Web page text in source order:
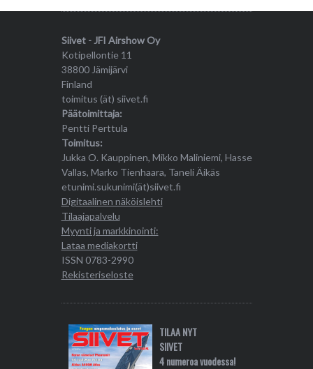
Siivet - JFI Airshow Oy
Kotipellontie 11
38800 Jämijärvi
Finland
toimitus (ät) siivet.fi
Päätoimittaja:
Pentti Perttula
Toimitus:
Jukka O. Kauppinen, Mikko Maliniemi, Hasse
Vallas, Marko Tienhaara, Taneli Äikäs
etunimi.sukunimi(ät)siivet.fi
Digitaalinen näköislehti
Tilaajapalvelu
Myynti ja markkinointi:
Lataa mediakortti
ISSN 0783-2990
Rekisteriseloste
TILAA NYT
SIIVET
4 numeroa vuodessa!